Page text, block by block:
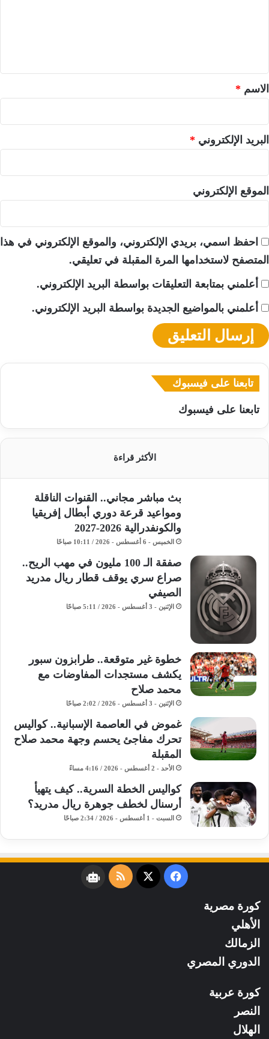
*الاسم *
البريد الإلكتروني *
الموقع الإلكتروني
احفظ اسمي، بريدي الإلكتروني، والموقع الإلكتروني في هذا
المتصفح لاستخدامها المرة المقبلة في تعليقي.
أعلمني بمتابعة التعليقات بواسطة البريد الإلكتروني.
أعلمني بالمواضيع الجديدة بواسطة البريد الإلكتروني.
تابعنا على فيسبوك
تابعنا على فيسبوك
الأكثر قراءة
بث مباشر مجاني.. القنوات الناقلة
ومواعيد قرعة دوري أبطال إفريقيا
والكونفدرالية 2026-2027
الخميس - 6 أغسطس - 2026 / 10:11 صباحًا
صفقة الـ 100 مليون في مهب الريح..
صراع سري يوقف قطار ريال مدريد
الصيفي
الإثنين - 3 أغسطس - 2026 / 5:11 صباحًا
خطوة غير متوقعة.. طرابزون سبور
يكشف مستجدات المفاوضات مع
محمد صلاح
الإثنين - 3 أغسطس - 2026 / 2:02 صباحًا
غموض في العاصمة الإسبانية.. كواليس
تحرك مفاجئ يحسم وجهة محمد صلاح
المقبلة
الأحد - 2 أغسطس - 2026 / 4:16 مساءً
كواليس الخطة السرية.. كيف يتهيأ
أرسنال لخطف جوهرة ريال مدريد؟
السبت - 1 أغسطس - 2026 / 2:34 صباحًا
فيسبوك
‫X
ملخصنبض
كورة مصرية
الأهلي
الزمالك
الدوري المصري
كورة عربية
النصر
الهلال